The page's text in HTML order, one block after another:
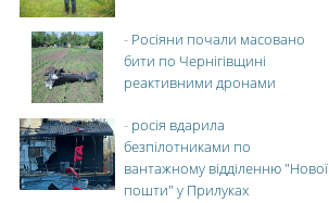
- Росіяни почали масовано
бити по Чернігівщині
реактивними дронами
- росія вдарила
безпілотниками по
вантажному відділенню "Нової
пошти" у Прилуках